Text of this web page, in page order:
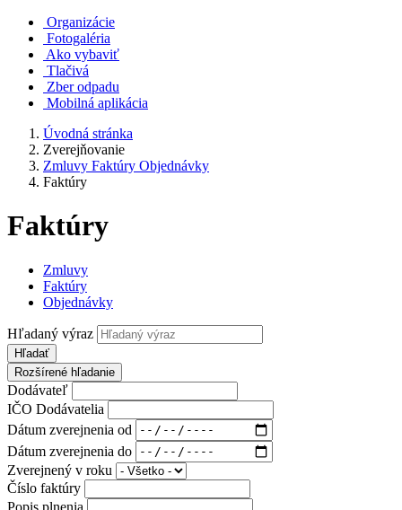
Organizácie
Fotogaléria
Ako vybaviť
Tlačivá
Zber odpadu
Mobilná aplikácia
Úvodná stránka
Zverejňovanie
Zmluvy Faktúry Objednávky
Faktúry
Faktúry
Zmluvy
Faktúry
Objednávky
Hľadaný výraz
Hľadať
Rozšírené hľadanie
Dodávateľ
IČO Dodávatelia
Dátum zverejnenia od
Dátum zverejnenia do
Zverejnený v roku
Číslo faktúry
Popis plnenia